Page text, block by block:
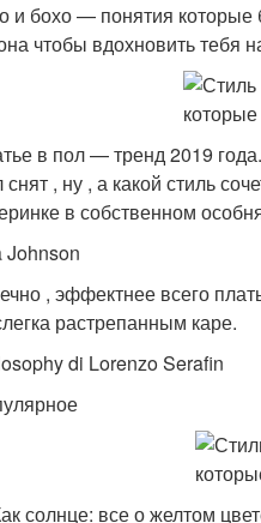
и бохо — понятия которые
чтобы вдохновить тебя
в пол — тренд 2019
, ну , а какой стиль
в собственном
Johnson
, эффектнее всего
растрепанным каре.
di Lorenzo Serafin
солнце: все о желтом